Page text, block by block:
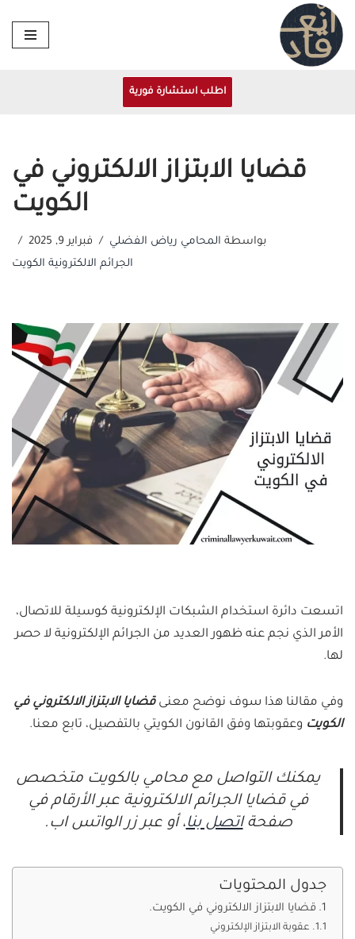
تخطى
إلى
اطلب استشارة فورية
قضايا الابتزاز الالكتروني في
الكويت
بواسطة المحامي رياض الفضلي
فبراير 9, 2025
الجرائم الالكترونية الكويت
اتسعت دائرة استخدام الشبكات الإلكترونية كوسيلة للاتصال،
الأمر الذي نجم عنه ظهور العديد من الجرائم الإلكترونية لا حصر
لها.
وفي مقالنا هذا سوف نوضح معنىقضايا الابتزاز الالكتروني في
الكويت وعقوبتها وفق القانون الكويتي بالتفصيل، تابع معنا.
يمكنك التواصل مع محامي بالكويت متخصص
في قضايا الجرائم الالكترونية عبر الأرقام في
صفحةاتصل بنا، أو عبر زر الواتس اب.
جدول المحتويات
قضايا الابتزاز الالكتروني في الكويت.
عقوبة الابتزاز الإلكتروني